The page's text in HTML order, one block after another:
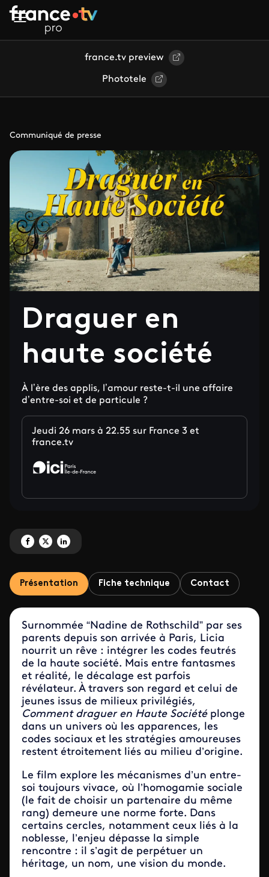
Aller au contenu principal
france.tv preview
Phototele
Communiqué de presse
Draguer en
haute société
À l’ère des applis, l’amour reste-t-il une affaire
d’entre-soi et de particule ?
Jeudi 26 mars à 22.55 sur France 3 et
france.tv
Partagez 'Draguer en haute société' sur Facebook
Partagez 'Draguer en haute société' sur X
Partagez 'Draguer en haute société' sur LinkedIn
Présentation Fiche technique Contact
Surnommée “Nadine de Rothschild” par ses
parents depuis son arrivée à Paris, Licia
nourrit un rêve : intégrer les codes feutrés
de la haute société. Mais entre fantasmes
et réalité, le décalage est parfois
révélateur. À travers son regard et celui de
jeunes issus de milieux privilégiés,
Comment draguer en Haute Sociétéplonge
dans un univers où les apparences, les
codes sociaux et les stratégies amoureuses
restent étroitement liés au milieu d’origine.
Le film explore les mécanismes d’un entre-
soi toujours vivace, où l’homogamie sociale
(le fait de choisir un partenaire du même
rang) demeure une norme forte. Dans
certains cercles, notamment ceux liés à la
noblesse, l’enjeu dépasse la simple
rencontre : il s’agit de perpétuer un
héritage, un nom, une vision du monde.